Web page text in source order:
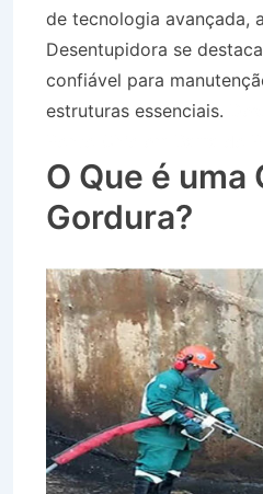
de tecnologia avançada,
Desentupidora se
confiável para
estruturas essenciais.
O Que é uma
Gordura?